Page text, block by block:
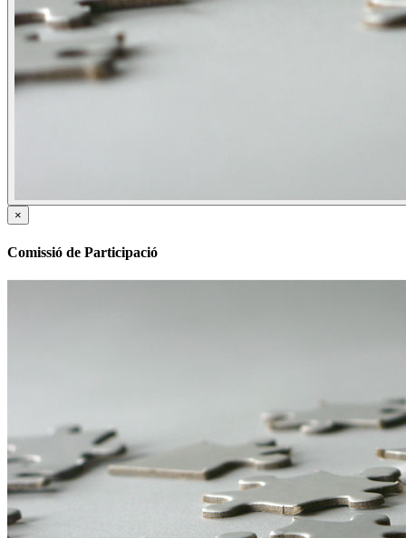
×
Comissió de Participació